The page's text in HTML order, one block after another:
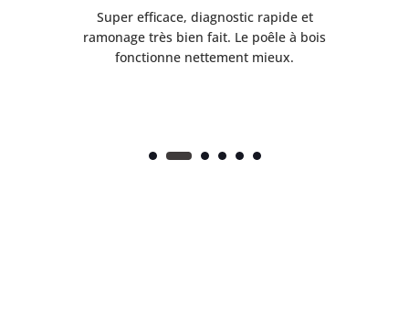
Super efficace, diagnostic rapide et
ramonage très bien fait. Le poêle à bois
fonctionne nettement mieux.